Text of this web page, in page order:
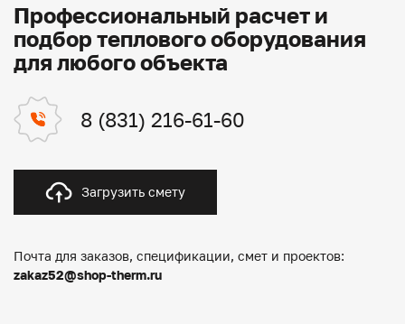
Профессиональный расчет и
подбор теплового оборудования
для любого объекта
8 (831) 216-61-60
Загрузить смету
Почта для заказов, спецификации, смет и проектов:
zakaz52@shop-therm.ru